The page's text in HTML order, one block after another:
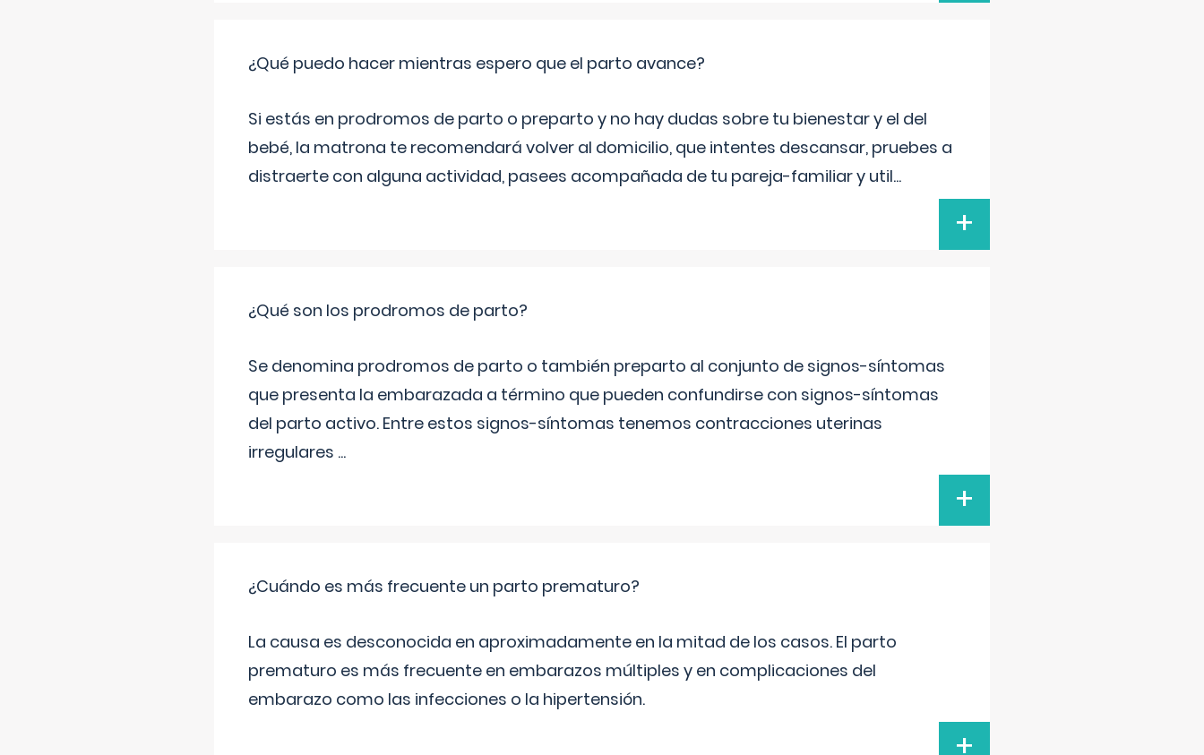
¿Qué puedo hacer mientras espero que el parto avance?
Si estás en prodromos de parto o preparto y no hay dudas sobre tu bienestar y el del
bebé, la matrona te recomendará volver al domicilio, que intentes descansar, pruebes a
distraerte con alguna actividad, pasees acompañada de tu pareja-familiar y util...
+
¿Qué son los prodromos de parto?
Se denomina prodromos de parto o también preparto al conjunto de signos-síntomas
que presenta la embarazada a término que pueden confundirse con signos-síntomas
del parto activo. Entre estos signos-síntomas tenemos contracciones uterinas
irregulares ...
+
¿Cuándo es más frecuente un parto prematuro?
La causa es desconocida en aproximadamente en la mitad de los casos. El parto
prematuro es más frecuente en embarazos múltiples y en complicaciones del
embarazo como las infecciones o la hipertensión.
+